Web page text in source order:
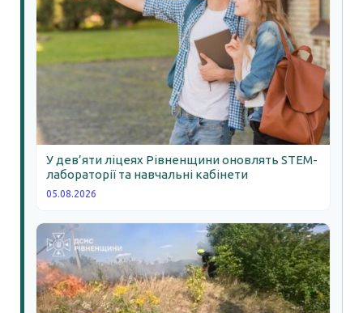
У дев’яти ліцеях Рівненщини оновлять STEM-
лабораторії та навчальні кабінети
05.08.2026